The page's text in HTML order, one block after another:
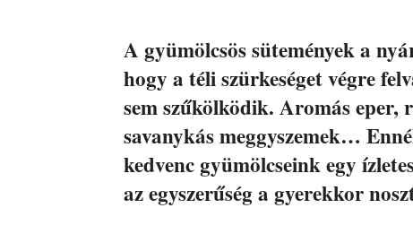
A gyümölcsös sütemények a
hogy a téli szürkeséget végre
sem szűkölködik. Aromás eper,
savanykás meggyszemek…
kedvenc gyümölcseink egy
az egyszerűség a gyerekkor